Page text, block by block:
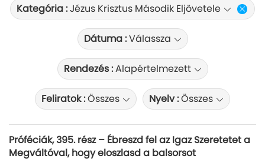
Kategória :Jézus Krisztus Második Eljövetele
Dátuma :Válassza
Rendezés :Alapértelmezett
Feliratok :Összes Nyelv :Összes
Próféciák, 395. rész – Ébreszd fel az Igaz Szeretetet a
Megváltóval, hogy eloszlasd a balsorsot